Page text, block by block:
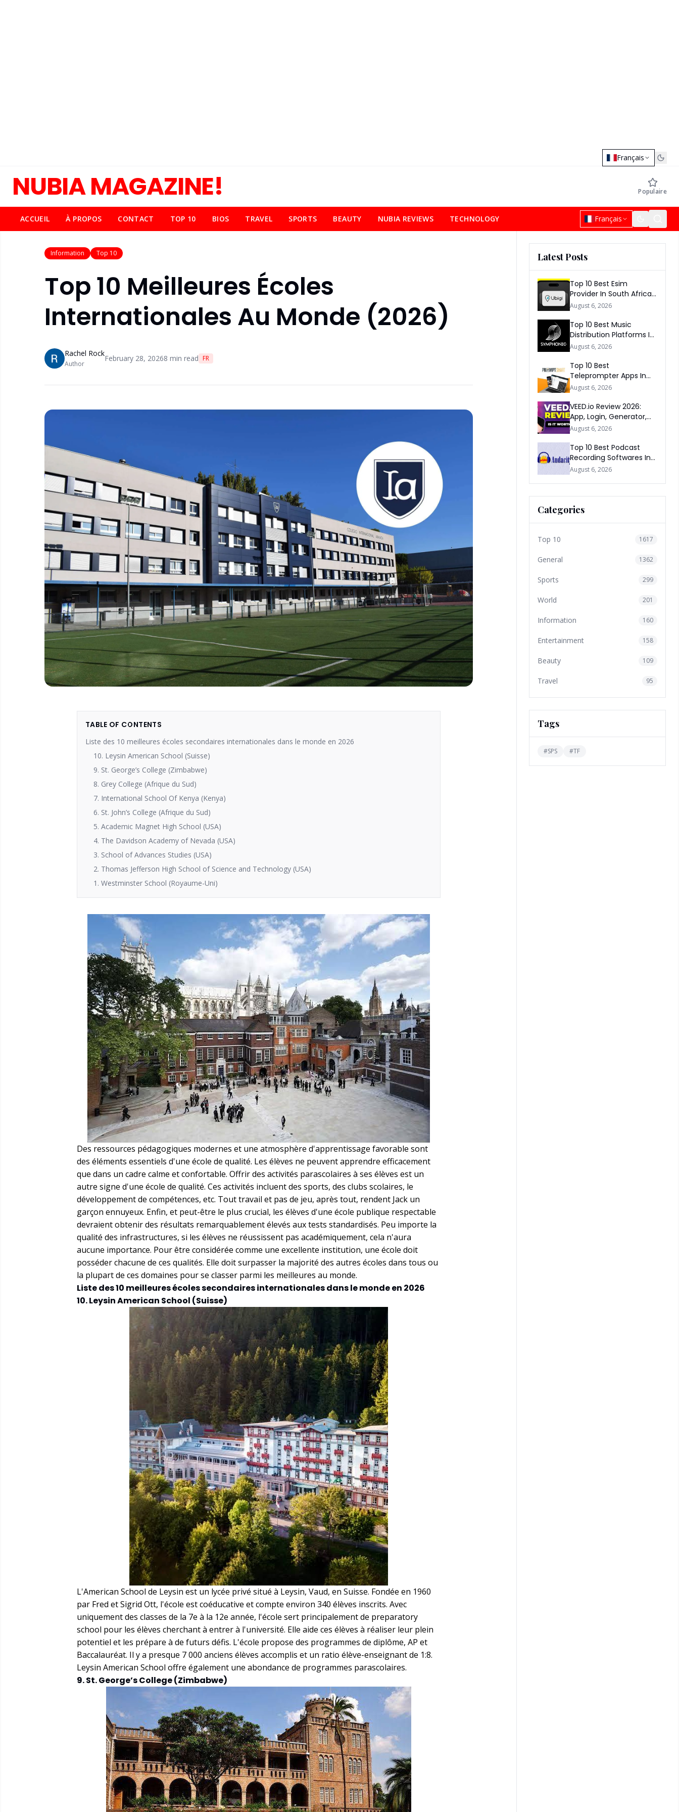
Français
NUBIA MAGAZINE! Populaire
ACCUEIL À PROPOS CONTACT TOP 10 BIOS TRAVEL SPORTS BEAUTY NUBIA REVIEWS TECHNOLOGY Français
Information Top 10
Top 10 Meilleures Écoles
Internationales Au Monde (2026)
Rachel Rock
Author
February 28, 20268 min read FR
TABLE OF CONTENTS
Liste des 10 meilleures écoles secondaires internationales dans le monde en 2026
10. Leysin American School (Suisse)
9. St. George’s College (Zimbabwe)
8. Grey College (Afrique du Sud)
7. International School Of Kenya (Kenya)
6. St. John’s College (Afrique du Sud)
5. Academic Magnet High School (USA)
4. The Davidson Academy of Nevada (USA)
3. School of Advances Studies (USA)
2. Thomas Jefferson High School of Science and Technology (USA)
1. Westminster School (Royaume-Uni)
Des ressources pédagogiques modernes et une atmosphère d'apprentissage favorable sont
des éléments essentiels d'une école de qualité. Les élèves ne peuvent apprendre efficacement
que dans un cadre calme et confortable. Offrir des activités parascolaires à ses élèves est un
autre signe d'une école de qualité. Ces activités incluent des sports, des clubs scolaires, le
développement de compétences, etc. Tout travail et pas de jeu, après tout, rendent Jack un
garçon ennuyeux. Enfin, et peut-être le plus crucial, les élèves d'une école publique respectable
devraient obtenir des résultats remarquablement élevés aux tests standardisés. Peu importe la
qualité des infrastructures, si les élèves ne réussissent pas académiquement, cela n'aura
aucune importance. Pour être considérée comme une excellente institution, une école doit
posséder chacune de ces qualités. Elle doit surpasser la majorité des autres écoles dans tous ou
la plupart de ces domaines pour se classer parmi les meilleures au monde.
Liste des 10 meilleures écoles secondaires internationales dans le monde en 2026
10. Leysin American School (Suisse)
L'American School de Leysin est un lycée privé situé à Leysin, Vaud, en Suisse. Fondée en 1960
par Fred et Sigrid Ott, l'école est coéducative et compte environ 340 élèves inscrits. Avec
uniquement des classes de la 7e à la 12e année, l'école sert principalement de preparatory
school pour les élèves cherchant à entrer à l'université. Elle aide ces élèves à réaliser leur plein
potentiel et les prépare à de futurs défis. L'école propose des programmes de diplôme, AP et
Baccalauréat. Il y a presque 7 000 anciens élèves accomplis et un ratio élève-enseignant de 1:8.
Leysin American School offre également une abondance de programmes parascolaires.
9. St. George’s College (Zimbabwe)
Latest Posts
Top 10 Best Esim
Provider In South Africa
2026
August 6, 2026
Top 10 Best Music
Distribution Platforms In
The World 2026
August 6, 2026
Top 10 Best
Teleprompter Apps In
2026
August 6, 2026
VEED.io Review 2026:
App, Login, Generator,
Download, AI & FAQs
August 6, 2026
Top 10 Best Podcast
Recording Softwares In
2026
August 6, 2026
Categories
Top 10 1617
General 1362
Sports 299
World 201
Information 160
Entertainment 158
Beauty 109
Travel 95
Tags
#SPS #TF